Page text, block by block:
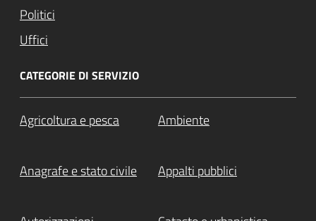
Politici
Uffici
CATEGORIE DI SERVIZIO
Agricoltura e pesca Ambiente
Anagrafe e stato civile Appalti pubblici